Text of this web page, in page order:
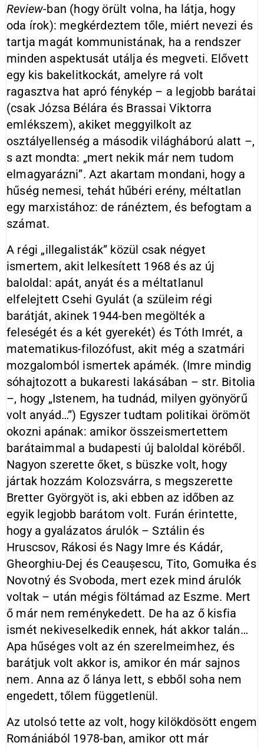
Review-ban (hogy örült volna, ha látja, hogy
oda írok): megkérdeztem tőle, miért nevezi és
tartja magát kommunistának, ha a rendszer
minden aspektusát utálja és megveti. Elővett
egy kis bakelitkockát, amelyre rá volt
ragasztva hat apró fénykép – a legjobb barátai
(csak Józsa Bélára és Brassai Viktorra
emlékszem), akiket meggyilkolt az
osztályellenség a második világháború alatt –,
s azt mondta: „mert nekik már nem tudom
elmagyarázni”. Azt akartam mondani, hogy a
hűség nemesi, tehát hűbéri erény, méltatlan
egy marxistához: de ránéztem, és befogtam a
számat.
A régi „illegalisták” közül csak négyet
ismertem, akit lelkesített 1968 és az új
baloldal: apát, anyát és a méltatlanul
elfelejtett Csehi Gyulát (a szüleim régi
barátját, akinek 1944-ben megölték a
feleségét és a két gyerekét) és Tóth Imrét, a
matematikus-filozófust, akit még a szatmári
mozgalomból ismertek apámék. (Imre mindig
sóhajtozott a bukaresti lakásában – str. Bitolia
–, hogy „Istenem, ha tudnád, milyen gyönyörű
volt anyád…”) Egyszer tudtam politikai örömöt
okozni apának: amikor összeismertettem
barátaimmal a budapesti új baloldal köréből.
Nagyon szerette őket, s büszke volt, hogy
jártak hozzám Kolozsvárra, s megszerette
Bretter Györgyöt is, aki ebben az időben az
egyik legjobb barátom volt. Furán érintette,
hogy a gyalázatos árulók – Sztálin és
Hruscsov, Rákosi és Nagy Imre és Kádár,
Gheorghiu-Dej és Ceaușescu, Tito, Gomułka és
Novotný és Svoboda, mert ezek mind árulók
voltak – után mégis föltámad az Eszme. Mert
ő már nem reménykedett. De ha az ő kisfia
ismét nekiveselkedik ennek, hát akkor talán…
Apa hűséges volt az én szerelmeimhez, és
barátjuk volt akkor is, amikor én már sajnos
nem. Anna az ő lánya lett, s ebből soha nem
engedett, tőlem függetlenül.
Az utolsó tette az volt, hogy kilökdösött engem
Romániából 1978-ban, amikor ott már